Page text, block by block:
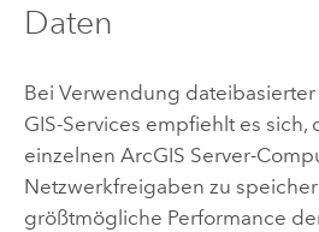
Daten
Bei Verwendung
GIS-Services empfiehlt es sich,
einzelnen ArcGIS Server-
Netzwerkfreigaben zu
größtmögliche Performance